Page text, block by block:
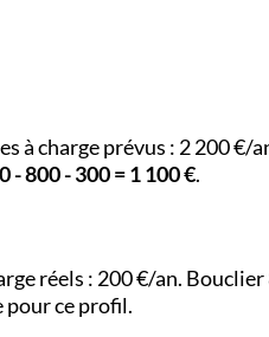
à charge prévus : 2 200 €/
- 800 - 300 = 1 100 €.
réels : 200 €/an.
pour ce profil.